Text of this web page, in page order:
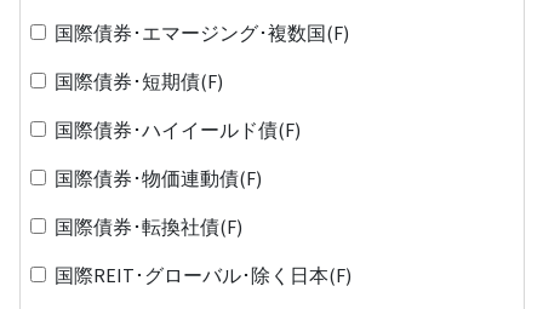
国際債券･エマージング･複数国(F)
国際債券･短期債(F)
国際債券･ハイイールド債(F)
国際債券･物価連動債(F)
国際債券･転換社債(F)
国際REIT･グローバル･除く日本(F)